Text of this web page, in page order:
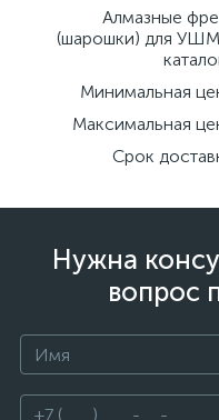
Алмазные
(шарошки) для
Минимальная
Максимальная
Срок
Нужна
вопрос